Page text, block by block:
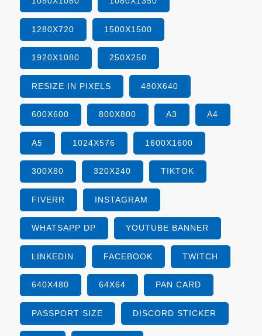
1280X720 1500X1500
1920X1080 250X250
RESIZE IN PIXELS 480X640
600X600 800X800 A3 A4
A5 1024X576 1600X1600
300X80 320X240 TIKTOK
FIVERR INSTAGRAM
WHATSAPP DP YOUTUBE BANNER
LINKEDIN FACEBOOK TWITCH
640X480 64X64 PAN CARD
PASSPORT SIZE DISCORD STICKER